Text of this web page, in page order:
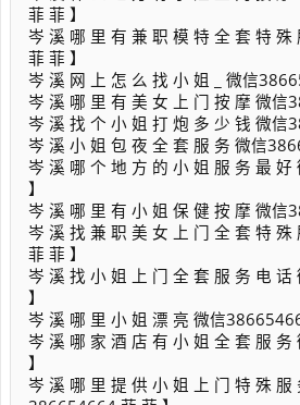
菲 菲 】
岑 溪 哪 里 有 兼 职 模 特 全 套 特
菲 菲 】
岑 溪 网 上 怎 么 找 小 姐 _ 微信
岑 溪 哪 里 有 美 女 上 门 按 摩 微信
岑 溪 找 个 小 姐 打 炮 多 少 钱 微信
岑 溪 小 姐 包 夜 全 套 服 务 微信
岑 溪 哪 个 地 方 的 小 姐 服 务 最
】
岑 溪 哪 里 有 小 姐 保 健 按 摩 微信
岑 溪 找 兼 职 美 女 上 门 全 套 特
菲 菲 】
岑 溪 找 小 姐 上 门 全 套 服 务 电
】
岑 溪 哪 里 小 姐 漂 亮 微信
岑 溪 哪 家 酒 店 有 小 姐 全 套 服
】
岑 溪 哪 里 提 供 小 姐 上 门 特 殊 服